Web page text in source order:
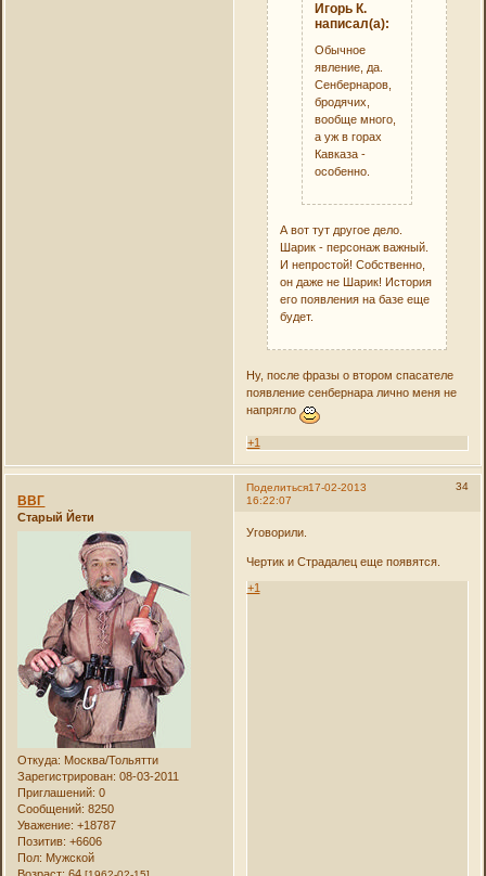
Игорь К.
написал(а):
Обычное
явление, да.
Сенбернаров,
бродячих,
вообще много,
а уж в горах
Кавказа -
особенно.
А вот тут другое дело.
Шарик - персонаж важный.
И непростой! Собственно,
он даже не Шарик! История
его появления на базе еще
будет.
Ну, после фразы о втором спасателе
появление сенбернара лично меня не
напрягло
+1
Поделиться 34
17-02-2013
16:22:07
ВВГ
Старый Йети
Откуда: Москва/Тольятти
Зарегистрирован: 08-03-2011
Приглашений: 0
Сообщений: 8250
Уважение: +18787
Позитив: +6606
Пол: Мужской
Уговорили.
Чертик и Страдалец еще появятся.
+1